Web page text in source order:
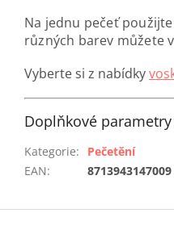
Na jednu pečeť
různých barev můžete
Vyberte si z nabídky
Doplňkové parametry
Kategorie:
Pečetění
EAN: 8713943147009
Z